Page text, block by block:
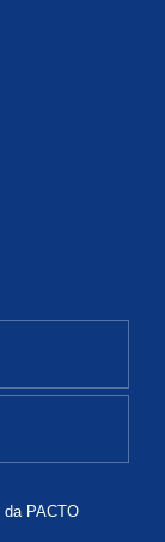
da PACTO